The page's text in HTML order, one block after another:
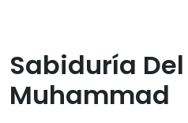
Sabiduría
Muhammad​